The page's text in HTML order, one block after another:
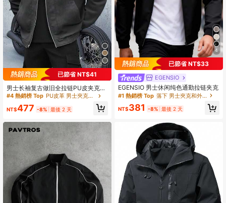
已節省 NT$41
男士长袖复古做旧全拉链PU皮夹克，
休闲机车风PU皮夹克，适合秋冬季
#4 熱銷榜 Top PU皮革 男士夾克和外套
NT$477 -8% 最後 2 天
4
已節省 NT$33
EGENSIO
EGENSIO 男士休闲纯色通勤拉链夹克
#1 熱銷榜 Top 落下 男士夾克和外套
NT$381 -8% 最後 2 天